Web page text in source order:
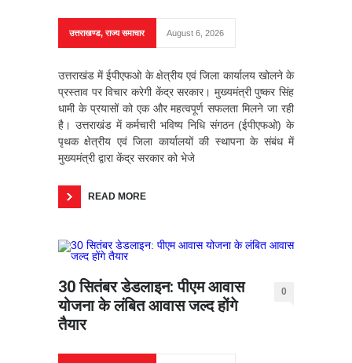
उत्तराखण्ड,राज्य समाचार August 6, 2026
उत्तराखंड में ईपीएफओ के क्षेत्रीय एवं जिला कार्यालय खोलने के
प्रस्ताव पर विचार करेगी केंद्र सरकार। मुख्यमंत्री पुष्कर सिंह
धामी के प्रयासों को एक और महत्वपूर्ण सफलता मिलने जा रही
है। उत्तराखंड में कर्मचारी भविष्य निधि संगठन (ईपीएफओ) के
पृथक क्षेत्रीय एवं जिला कार्यालयों की स्थापना के संबंध में
मुख्यमंत्री द्वारा केंद्र सरकार को भेजे
READ MORE
30 सितंबर डेडलाइन: पीएम आवास
योजना के लंबित आवास जल्द होंगे
तैयार
0